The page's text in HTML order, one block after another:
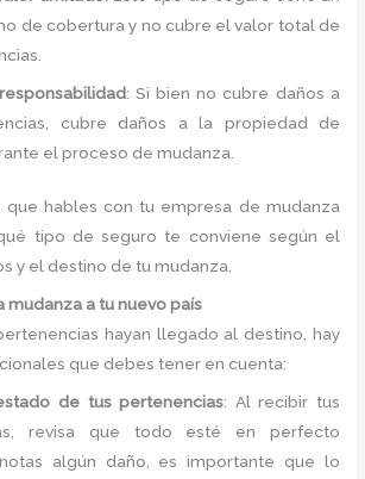
de cobertura y no cubre el valor total de
: Si bien no cubre daños a
cubre daños a la propiedad de
el proceso de mudanza.
que hables con tu empresa de mudanza
tipo de seguro te conviene según el
y el destino de tu mudanza.
mudanza a tu nuevo país
hayan llegado al destino, hay
que debes tener en cuenta:
de tus pertenencias: Al recibir tus
revisa que todo esté en perfecto
algún daño, es importante que lo